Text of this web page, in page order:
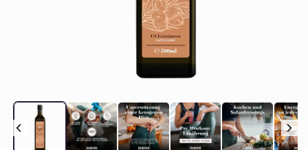
médiafájl
megnyitása
a
modális
párbeszédpanelen